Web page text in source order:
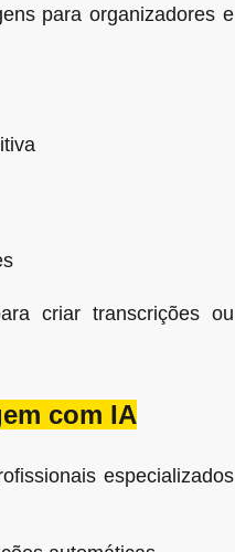
para organizadores e
criar transcrições ou
com IA
especializados